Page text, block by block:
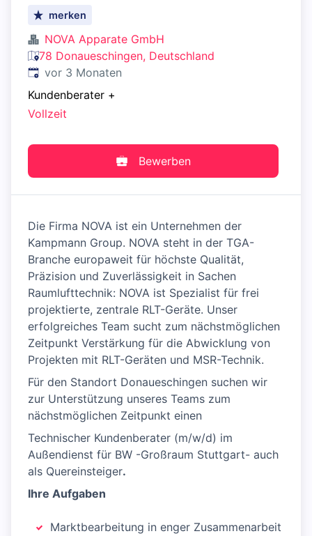
merken
NOVA Apparate GmbH
78 Donaueschingen, Deutschland
Veröffentlicht:
vor 3 Monaten
Kundenberater +
Vollzeit
Bewerben
Die Firma NOVA ist ein Unternehmen der
Kampmann Group. NOVA steht in der TGA-
Branche europaweit für höchste Qualität,
Präzision und Zuverlässigkeit in Sachen
Raumlufttechnik: NOVA ist Spezialist für frei
projektierte, zentrale RLT-Geräte. Unser
erfolgreiches Team sucht zum nächstmöglichen
Zeitpunkt Verstärkung für die Abwicklung von
Projekten mit RLT-Geräten und MSR-Technik.
Für den Standort Donaueschingen suchen wir
zur Unterstützung unseres Teams zum
nächstmöglichen Zeitpunkt einen
Technischer Kundenberater (m/w/d) im
Außendienst für BW -Großraum Stuttgart- auch
als Quereinsteiger.​
Ihre Aufgaben
Marktbearbeitung in enger Zusammenarbeit